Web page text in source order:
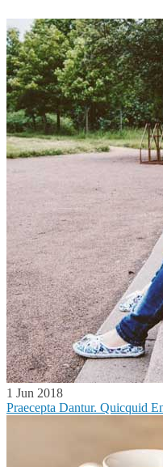
1 Jun 2018
Praecepta Dantur. Quicquid